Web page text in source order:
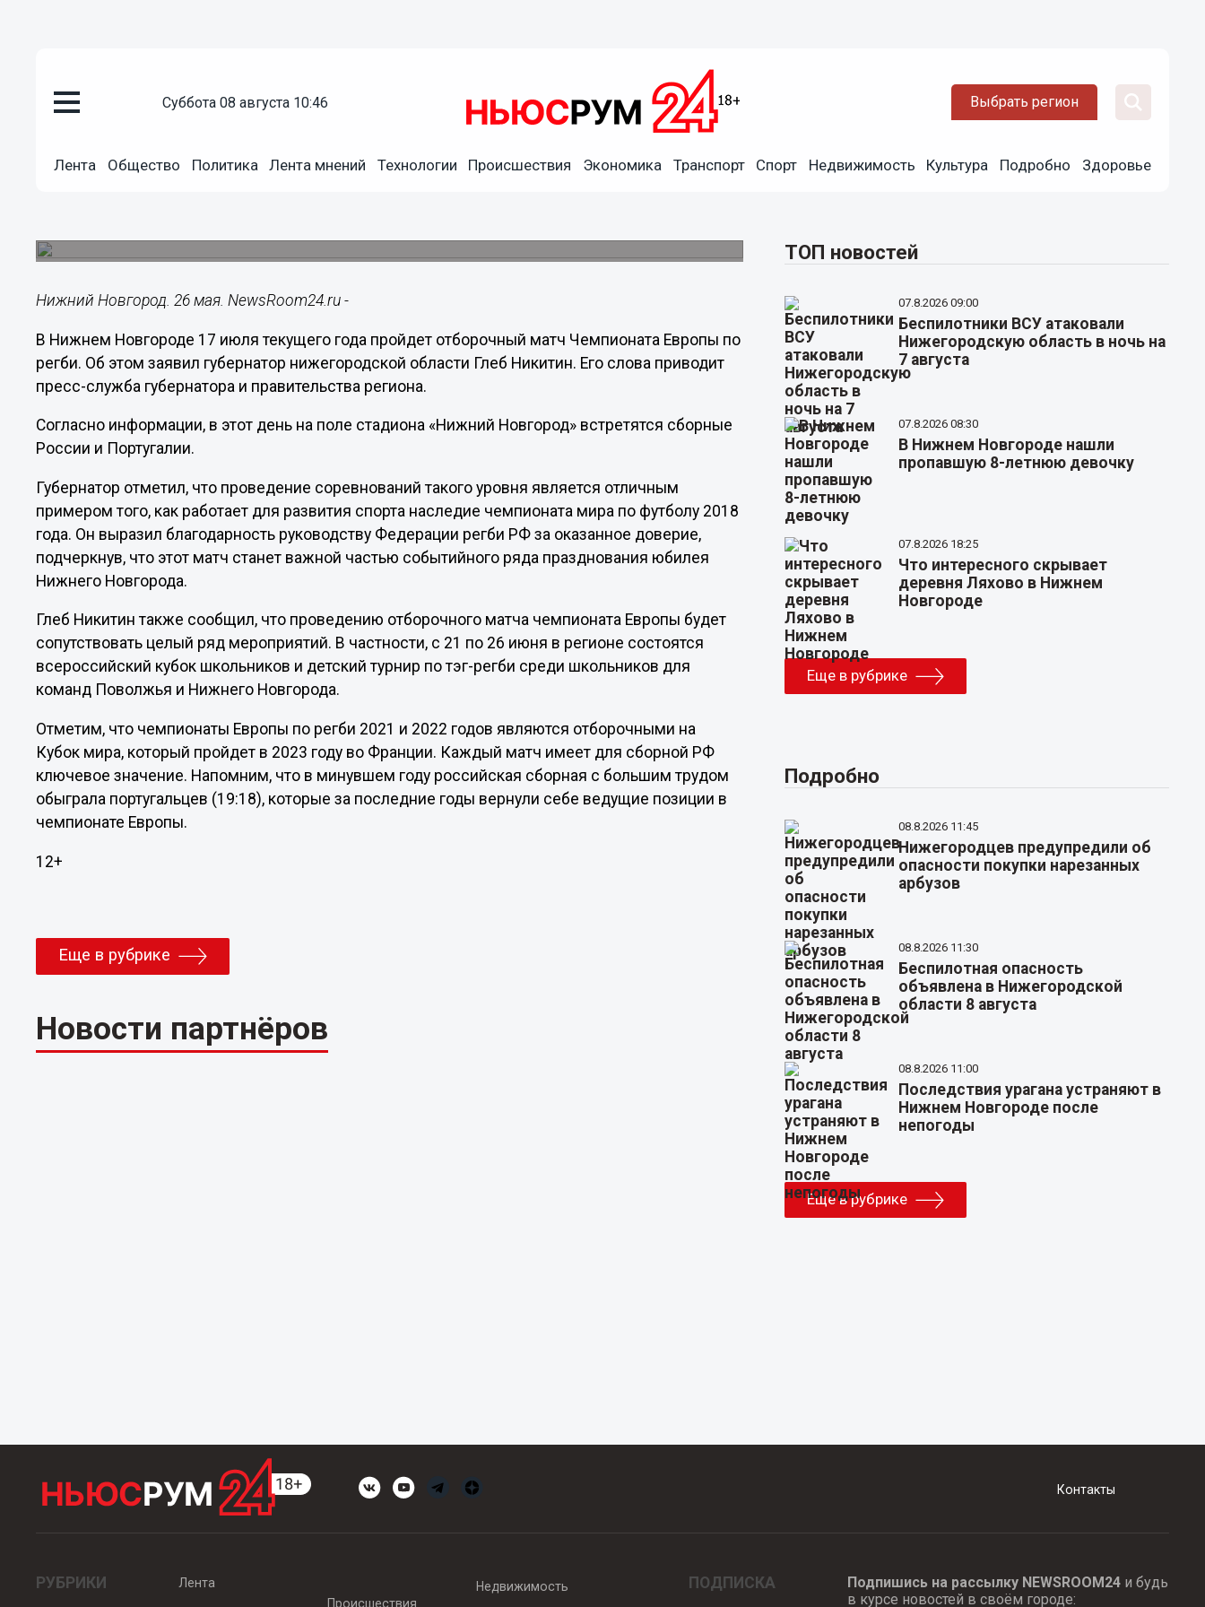
суббота 08 августа 10:46 Выбрать регион
Лента Общество Политика Лента мнений Технологии Происшествия Экономика Транспорт Спорт Недвижимость Культура Подробно Здоровье
Отборочный матч чемпионата Европы по регби состоится в
Нижний Новгород. 26 мая. NewsRoom24.ru -
В Нижнем Новгороде 17 июля текущего года пройдет отборочный матч Чемпионата Европы по
регби. Об этом заявил губернатор нижегородской области Глеб Никитин. Его слова приводит
пресс-служба губернатора и правительства региона.
Согласно информации, в этот день на поле стадиона «Нижний Новгород» встретятся сборные
России и Португалии.
Губернатор отметил, что проведение соревнований такого уровня является отличным
примером того, как работает для развития спорта наследие чемпионата мира по футболу 2018
года. Он выразил благодарность руководству Федерации регби РФ за оказанное доверие,
подчеркнув, что этот матч станет важной частью событийного ряда празднования юбилея
Нижнего Новгорода.
Глеб Никитин также сообщил, что проведению отборочного матча чемпионата Европы будет
сопутствовать целый ряд мероприятий. В частности, с 21 по 26 июня в регионе состоятся
всероссийский кубок школьников и детский турнир по тэг-регби среди школьников для
команд Поволжья и Нижнего Новгорода.
Отметим, что чемпионаты Европы по регби 2021 и 2022 годов являются отборочными на
Кубок мира, который пройдет в 2023 году во Франции. Каждый матч имеет для сборной РФ
ключевое значение. Напомним, что в минувшем году российская сборная с большим трудом
обыграла португальцев (19:18), которые за последние годы вернули себе ведущие позиции в
чемпионате Европы.
12+
Еще в рубрике
Новости партнёров
ТОП новостей
07.8.2026 09:00
Беспилотники ВСУ атаковали
Нижегородскую область в ночь на
7 августа
07.8.2026 08:30
В Нижнем Новгороде нашли
пропавшую 8-летнюю девочку
07.8.2026 18:25
Что интересного скрывает
деревня Ляхово в Нижнем
Новгороде
Еще в рубрике
Подробно
08.8.2026 11:45
Нижегородцев предупредили об
опасности покупки нарезанных
арбузов
08.8.2026 11:30
Беспилотная опасность
объявлена в Нижегородской
области 8 августа
08.8.2026 11:00
Последствия урагана устраняют в
Нижнем Новгороде после
непогоды
Еще в рубрике
Контакты
РУБРИКИ
Лента
Происшествия
Недвижимость ПОДПИСКА Подпишись на рассылку NEWSROOM24и будь
в курсе новостей в своём городе: